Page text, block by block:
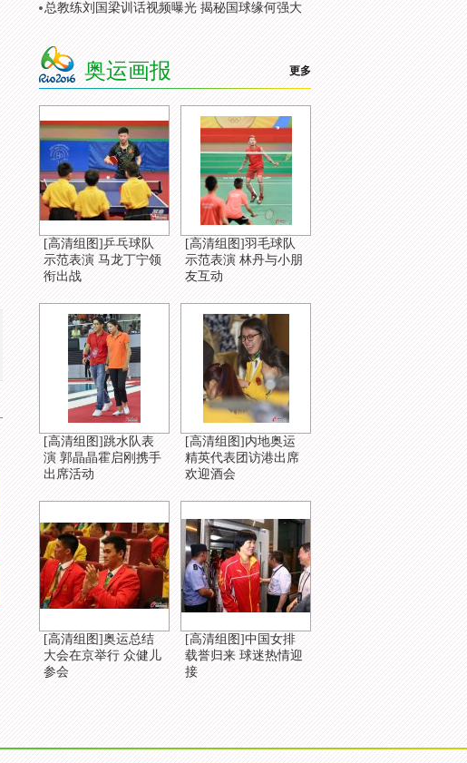
总教练刘国梁训话视频曝光 揭秘国球缘何强大
奥运画报 更多
[高清组图]乒乓球队
示范表演 马龙丁宁领
衔出战
[高清组图]羽毛球队
示范表演 林丹与小朋
友互动
[高清组图]跳水队表
演 郭晶晶霍启刚携手
出席活动
[高清组图]内地奥运
精英代表团访港出席
欢迎酒会
[高清组图]奥运总结
大会在京举行 众健儿
参会
[高清组图]中国女排
载誉归来 球迷热情迎
接